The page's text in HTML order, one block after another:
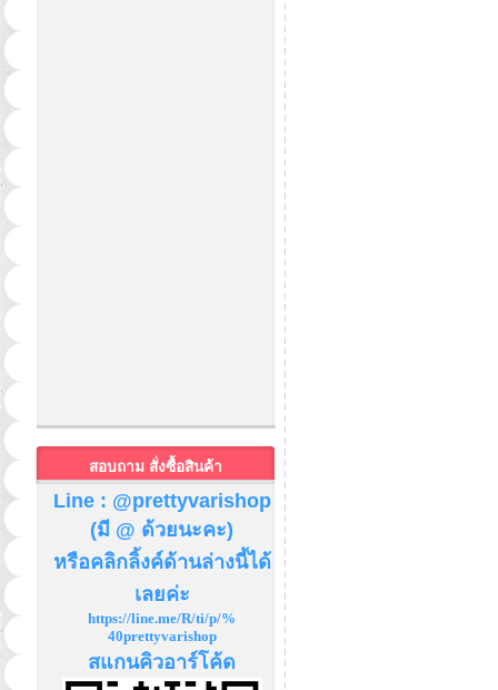
สอบถาม สั่งซื้อสินค้า
Line : @prettyvarishop
(มี @ ด้วยนะคะ)
หรือคลิกลิ้งค์ด้านล่างนี้ได้
เลยค่ะ
https://line.me/R/ti/p/%
40prettyvarishop
สแกนคิวอาร์โค้ด